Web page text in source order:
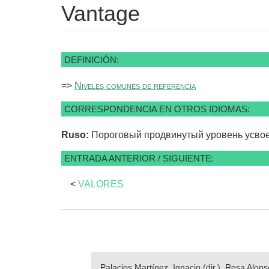
Vantage
DEFINICIÓN:
=> Niveles comunes de referencia
CORRESPONDENCIA EN OTROS IDIOMAS:
Ruso: Пороговый продвинутый уровень
ENTRADA ANTERIOR / SIGUIENTE:
< VALORES
Palacios Martínez, Ignacio (dir.), Rosa